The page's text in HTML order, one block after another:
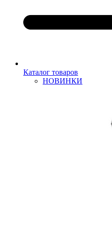
Каталог товаров
НОВИНКИ